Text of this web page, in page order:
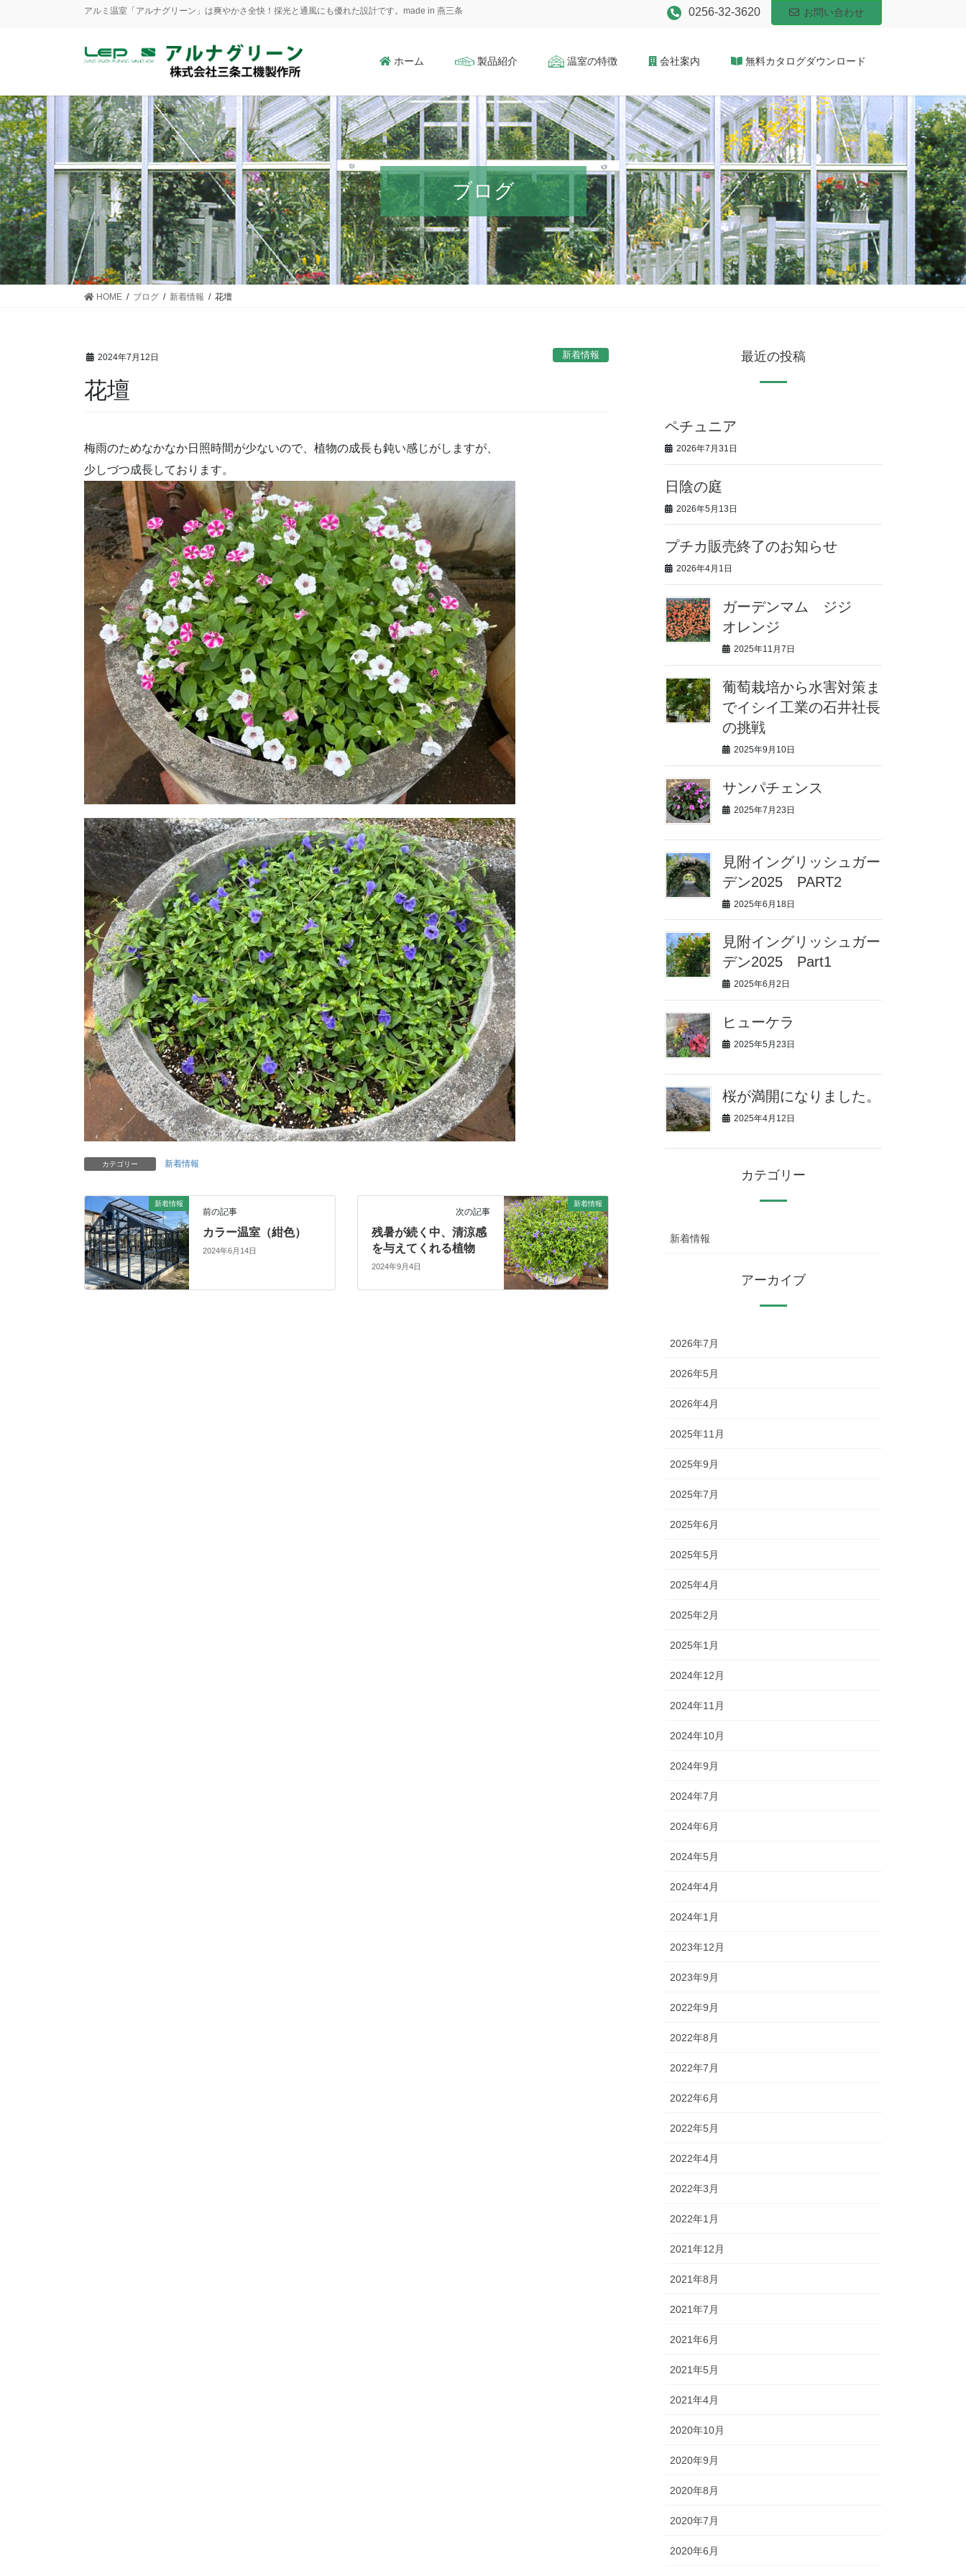
アルミ温室「アルナグリーン」は爽やかさ全快！採光と通風にも優れた設計です。made in 燕三条 0256-32-3620 お問い合わせ
ホーム 製品紹介 温室の特徴 会社案内 無料カタログダウンロード
ブログ
HOME ブログ 新着情報 花壇
2024年7月12日 新着情報
花壇
梅雨のためなかなか日照時間が少ないので、植物の成長も鈍い感じがしますが、
少しづつ成長しております。
カテゴリー 新着情報
新着情報
前の記事
カラー温室（紺色）
2024年6月14日
新着情報
次の記事
残暑が続く中、清涼感
を与えてくれる植物
2024年9月4日
最近の投稿
ペチュニア
2026年7月31日
日陰の庭
2026年5月13日
プチカ販売終了のお知らせ
2026年4月1日
ガーデンマム ジジ
オレンジ
2025年11月7日
葡萄栽培から水害対策ま
でイシイ工業の石井社長
の挑戦
2025年9月10日
サンパチェンス
2025年7月23日
見附イングリッシュガー
デン2025 PART2
2025年6月18日
見附イングリッシュガー
デン2025 Part1
2025年6月2日
ヒューケラ
2025年5月23日
桜が満開になりました。
2025年4月12日
カテゴリー
新着情報
アーカイブ
2026年7月
2026年5月
2026年4月
2025年11月
2025年9月
2025年7月
2025年6月
2025年5月
2025年4月
2025年2月
2025年1月
2024年12月
2024年11月
2024年10月
2024年9月
2024年7月
2024年6月
2024年5月
2024年4月
2024年1月
2023年12月
2023年9月
2022年9月
2022年8月
2022年7月
2022年6月
2022年5月
2022年4月
2022年3月
2022年1月
2021年12月
2021年8月
2021年7月
2021年6月
2021年5月
2021年4月
2020年10月
2020年9月
2020年8月
2020年7月
2020年6月